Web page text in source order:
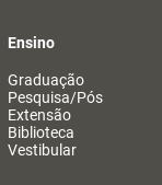
Ensino
Graduação
Pesquisa/Pós
Extensão
Biblioteca
Vestibular